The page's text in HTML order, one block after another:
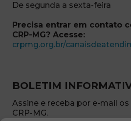
De segunda a sexta-feira
Precisa entrar em contato
CRP-MG? Acesse:
crpmg.org.br/
BOLETIM
Assine e receba por e-mail
CRP-MG.